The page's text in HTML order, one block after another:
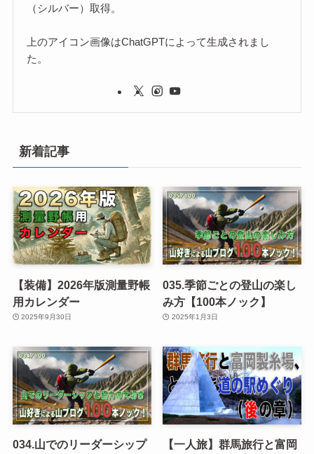
（シルバー）取得。
上のアイコン画像はChatGPTによって生成されまし
た。
新着記事
【装備】2026年版測量野帳
用カレンダー
2025年9月30日
035.季節ごとの登山の楽し
み方【100本ノック】
2025年1月3日
034.山でのリーダーシップ
【一人旅】群馬旅行と富岡